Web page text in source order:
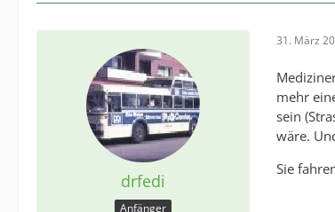
drfedi
Anfänger
31. März
mehr
sein
wäre.
Sie